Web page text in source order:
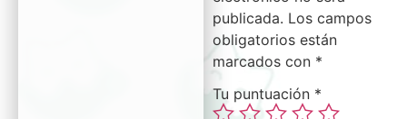
publicada. Los campos
obligatorios están
marcados con *
Tu puntuación *